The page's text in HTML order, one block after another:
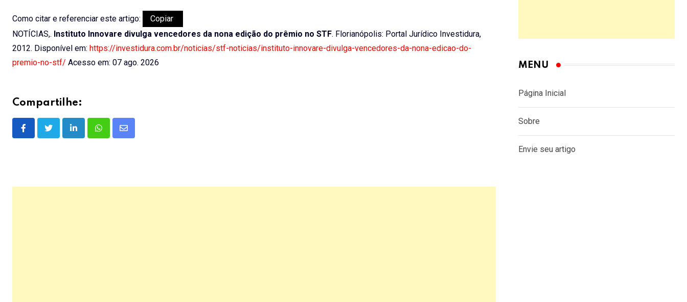
Como citar e referenciar este artigo:
Copiar
NOTÍCIAS,. Instituto Innovare divulga vencedores da nona edição do prêmio no STF. Florianópolis: Portal Jurídico Investidura,
2012. Disponível em: https://investidura.com.br/noticias/stf-noticias/instituto-innovare-divulga-vencedores-da-nona-edicao-do-
premio-no-stf/ Acesso em: 07 ago. 2026
Compartilhe:
LinkedInWhatsappShare
MENU
Página Inicial
Sobre
Envie seu artigo